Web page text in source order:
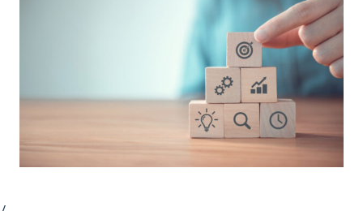
3.5. Sistema de comunicaciones: fundamentos
UD4. Limpieza de material utensilios e
interior del vehículo de transporte
sanitario.